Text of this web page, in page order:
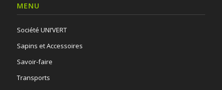
MENU
Société UNI’VERT
Sapins et Accessoires
Savoir-faire
Transports